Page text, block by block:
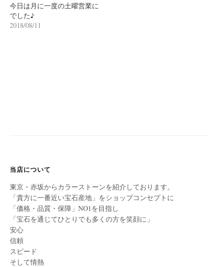
今日は月に一度の土曜営業に
でした♪
2018/08/11
当店について
東京・赤坂からカラーストーンを紹介しております。
「貴方に一番近い宝石産地」をショップコンセプトに
「価格・品質・保障」NO1を目指し
「宝石を通じてひとりでも多くの方を笑顔に」
安心
信頼
スピード
そして情熱